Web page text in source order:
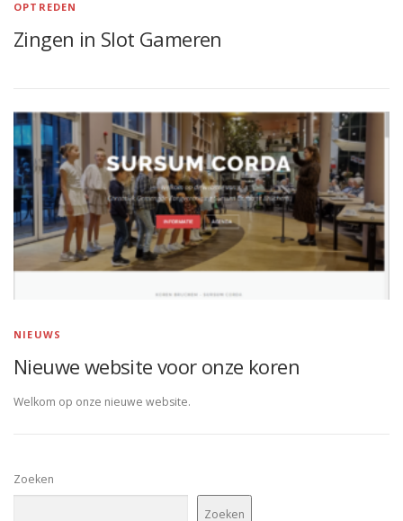
OPTREDEN
Zingen in Slot Gameren
NIEUWS
Nieuwe website voor onze koren
Welkom op onze nieuwe website.
Zoeken
Zoeken